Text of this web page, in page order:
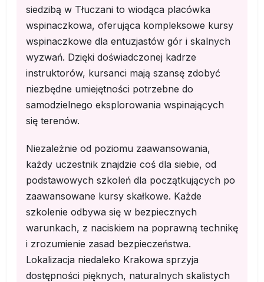
siedzibą w Tłuczani to wiodąca placówka
wspinaczkowa, oferująca kompleksowe kursy
wspinaczkowe dla entuzjastów gór i skalnych
wyzwań. Dzięki doświadczonej kadrze
instruktorów, kursanci mają szansę zdobyć
niezbędne umiejętności potrzebne do
samodzielnego eksplorowania wspinających
się terenów.
Niezależnie od poziomu zaawansowania,
każdy uczestnik znajdzie coś dla siebie, od
podstawowych szkoleń dla początkujących po
zaawansowane kursy skałkowe. Każde
szkolenie odbywa się w bezpiecznych
warunkach, z naciskiem na poprawną technikę
i zrozumienie zasad bezpieczeństwa.
Lokalizacja niedaleko Krakowa sprzyja
dostępności pięknych, naturalnych skalistych